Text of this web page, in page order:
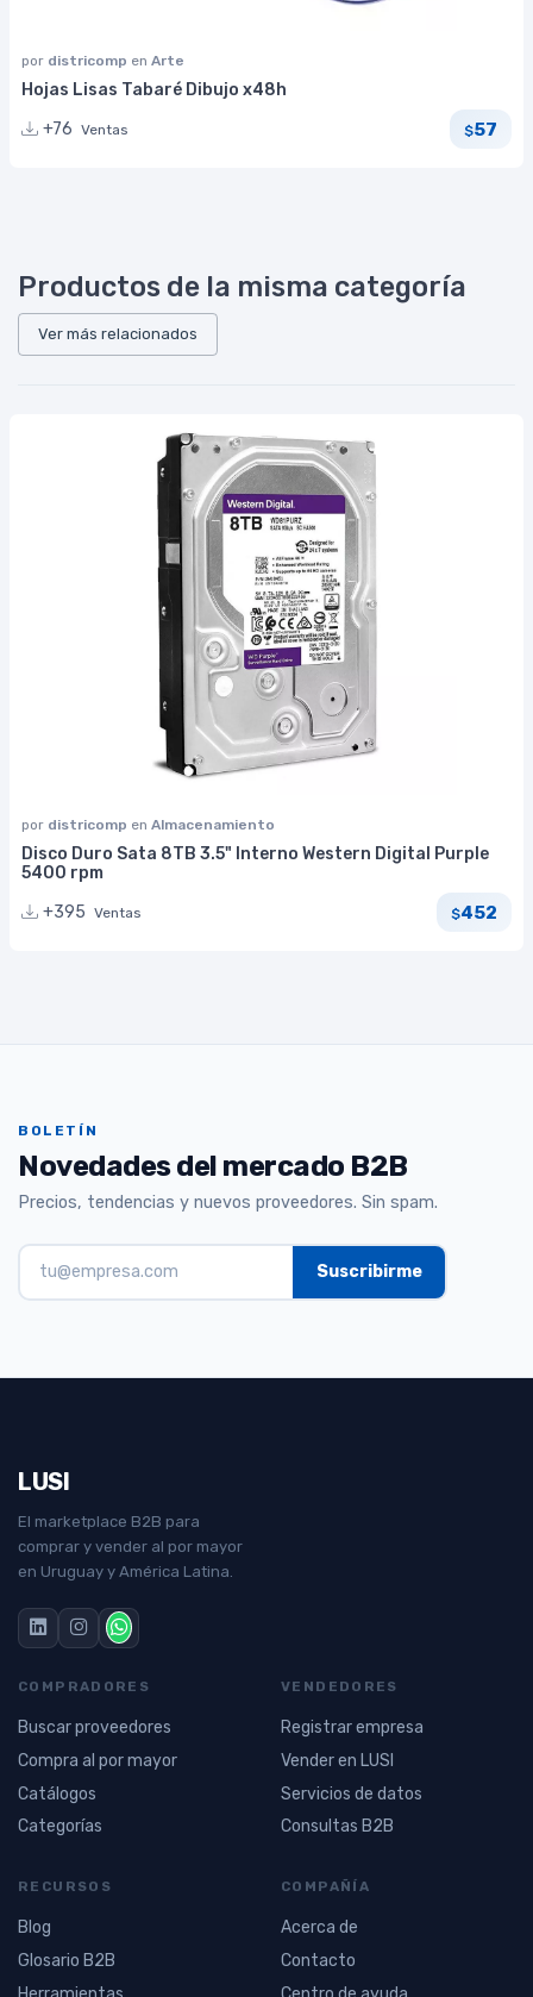
por districomp en Arte
Hojas Lisas Tabaré Dibujo x48h
+76 Ventas $57
Productos de la misma categoría
Ver más relacionados
por districomp en Almacenamiento
Disco Duro Sata 8TB 3.5" Interno Western Digital Purple
5400 rpm
+395 Ventas $452
BOLETÍN
Novedades del mercado B2B
Precios, tendencias y nuevos proveedores. Sin spam.
LUSI
El marketplace B2B para
comprar y vender al por mayor
en Uruguay y América Latina.
COMPRADORES
Buscar proveedores
Compra al por mayor
Catálogos
Categorías
VENDEDORES
Registrar empresa
Vender en LUSI
Servicios de datos
Consultas B2B
RECURSOS
Blog
Glosario B2B
COMPAÑÍA
Acerca de
Contacto